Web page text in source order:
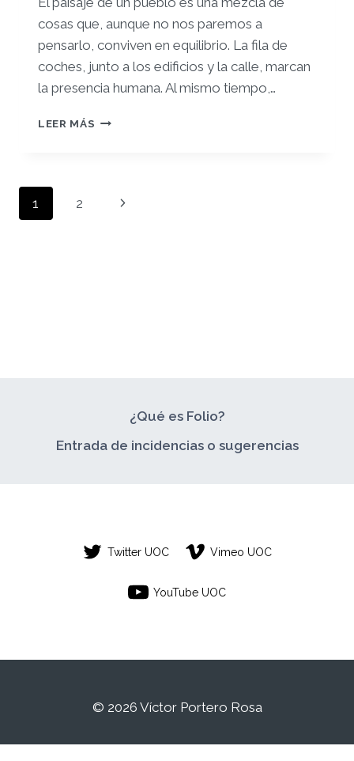
cosas que, aunque no nos paremos a
pensarlo, conviven en equilibrio. La fila de
coches, junto a los edificios y la calle, marcan
la presencia humana. Al mismo tiempo,…
LEER MÁS REGISTRO
Navegación
1 2
Siguiente
¿Qué es Folio?
Entrada de incidencias o sugerencias
Twitter UOC Vimeo UOC
YouTube UOC
© 2026 Víctor Portero Rosa